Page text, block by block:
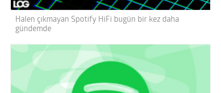
Halen çıkmayan Spotify HiFi bugün bir kez daha
gündemde